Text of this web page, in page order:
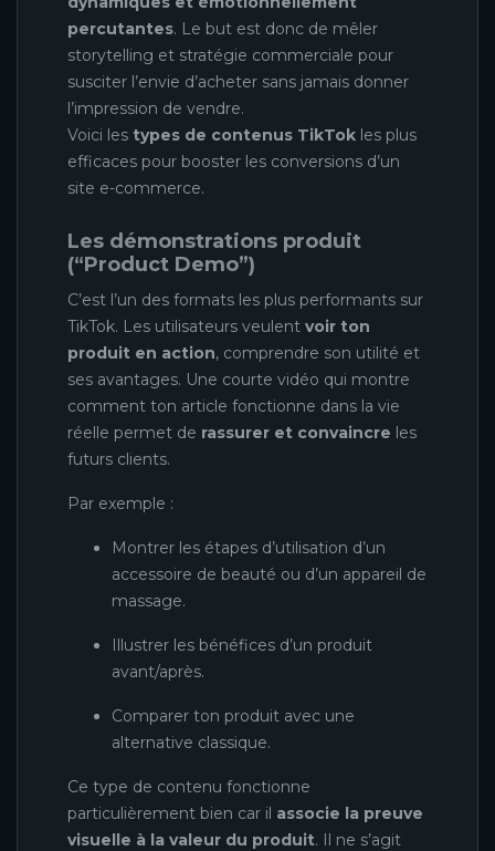
percutantes. Le but est donc de mêler
storytelling et stratégie commerciale pour
susciter l’envie d’acheter sans jamais donner
l’impression de vendre.
Voici les types de contenus TikTok les plus
efficaces pour booster les conversions d’un
site e-commerce.
Les démonstrations produit
(“Product Demo”)
C’est l’un des formats les plus performants sur
TikTok. Les utilisateurs veulent voir ton
produit en action, comprendre son utilité et
ses avantages. Une courte vidéo qui montre
comment ton article fonctionne dans la vie
réelle permet de rassurer et convaincre les
futurs clients.
Par exemple :
Montrer les étapes d’utilisation d’un
accessoire de beauté ou d’un appareil de
massage.
Illustrer les bénéfices d’un produit
avant/après.
Comparer ton produit avec une
alternative classique.
Ce type de contenu fonctionne
particulièrement bien car il associe la preuve
visuelle à la valeur du produit. Il ne s’agit